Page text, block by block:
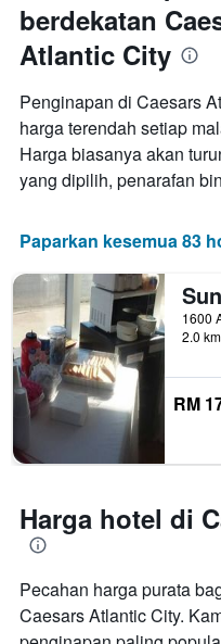
berdekatan
Atlantic City
Penginapan di Caesars
harga terendah setiap
Harga biasanya akan
yang dipilih, penarafan
Paparkan kesemua 83
2.0
RM
Harga hotel di
Pecahan harga purata
Caesars Atlantic City.